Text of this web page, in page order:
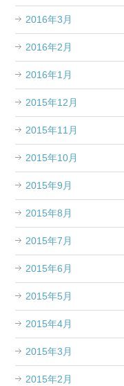
2016年3月
2016年2月
2016年1月
2015年12月
2015年11月
2015年10月
2015年9月
2015年8月
2015年7月
2015年6月
2015年5月
2015年4月
2015年3月
2015年2月